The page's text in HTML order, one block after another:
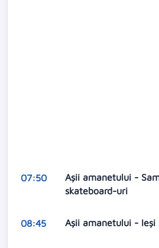
07:50
Aşii amanetului -
skateboard-uri
08:45 Aşii amanetului - Ieși